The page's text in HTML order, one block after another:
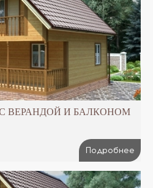
ВЕРАНДОЙ И БАЛКОНОМ
Подробнее